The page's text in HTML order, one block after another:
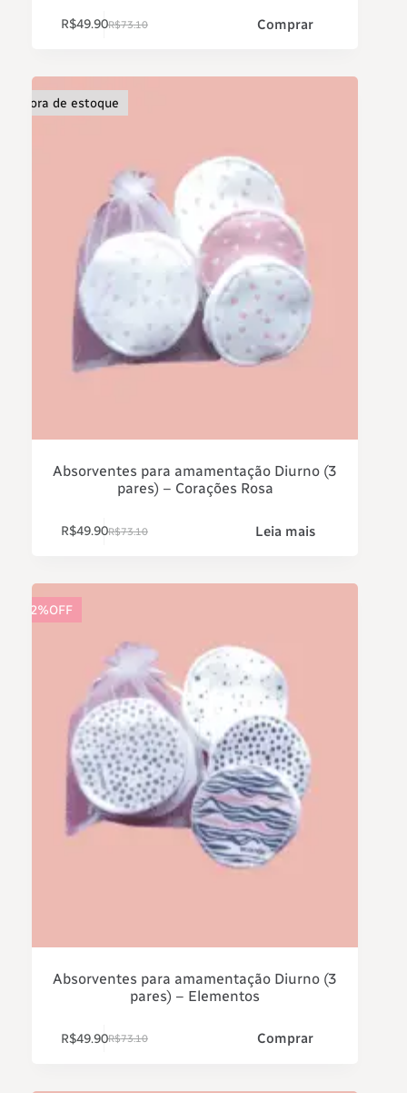
R$73.10
R$49.90 Comprar
Fora de estoque
Absorventes para amamentação Diurno (3
pares) – Corações Rosa
R$73.10
R$49.90 Leia mais
32%OFF
Absorventes para amamentação Diurno (3
pares) – Elementos
R$73.10
R$49.90 Comprar